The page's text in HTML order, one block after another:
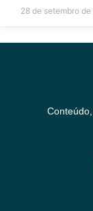
28 de setembro